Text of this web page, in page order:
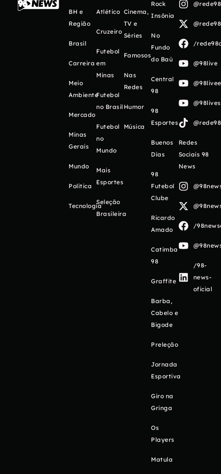
BH e
Região
Brasil
Carreira
Meio
Ambiente
Mercado
Minas
Gerais
Mundo
Política
Tecnologia
Atlético
Cruzeiro
Futebol
em
Minas
Futebol
no Brasil
Futebol
no
Mundo
Mais
Esportes
Seleção
Brasileira
Cinema,
TV e
Séries
Famosos
Nas
Redes
Humor
Música
Rock
Insônia
No
Fundo
do Baú
Central
98
98
Esportes
Buenos
Días
98
Futebol
Clube
Ricardo
Amado
Catimba
98
Graffite
Barba,
Cabelo e
Bigode
Preleção
Jornada
Esportiva
Giro na
Gringa
Os
Players
Matula
/
@98live
Redes
Sociais 98
News
/
/98-
news-
oficial